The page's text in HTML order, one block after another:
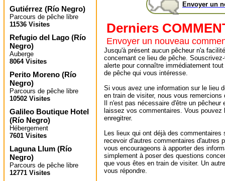
Gutiérrez (Río Negro)
Parcours de pêche libre
11536 Visites
Refugio del Lago (Río
Negro)
Auberge
8064 Visites
Perito Moreno (Río
Negro)
Parcours de pêche libre
10502 Visites
Galileo Boutique Hotel
(Río Negro)
Hébergement
7601 Visites
Laguna Llum (Río
Negro)
Parcours de pêche libre
12771 Visites
Envoyer un
Derniers
Envoyer un nouveau
Jusqu'à présent aucun pêcheur n'a
concernant ce lieu de pêche.
alerte pour connaître immédiatement
de pêche qui vous intéresse.
Si vous avez une information sur le lieu
en train de visiter, nous vous remercions
Il n'est pas nécessaire d'être un
laissez vos commentaires. Vous pouvez
enregitrer.
Les lieux qui ont déjà des commentaires
recevoir d'autres commentaires d'autres
vous encourageons à apporter des
simplement à poser des questions
que vous êtes en train de visiter. Un
vous répondre.